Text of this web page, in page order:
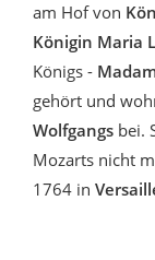
am Hof von
Königin Maria
Königs -
gehört und
Wolfgangs bei.
Mozarts nicht
1764 in